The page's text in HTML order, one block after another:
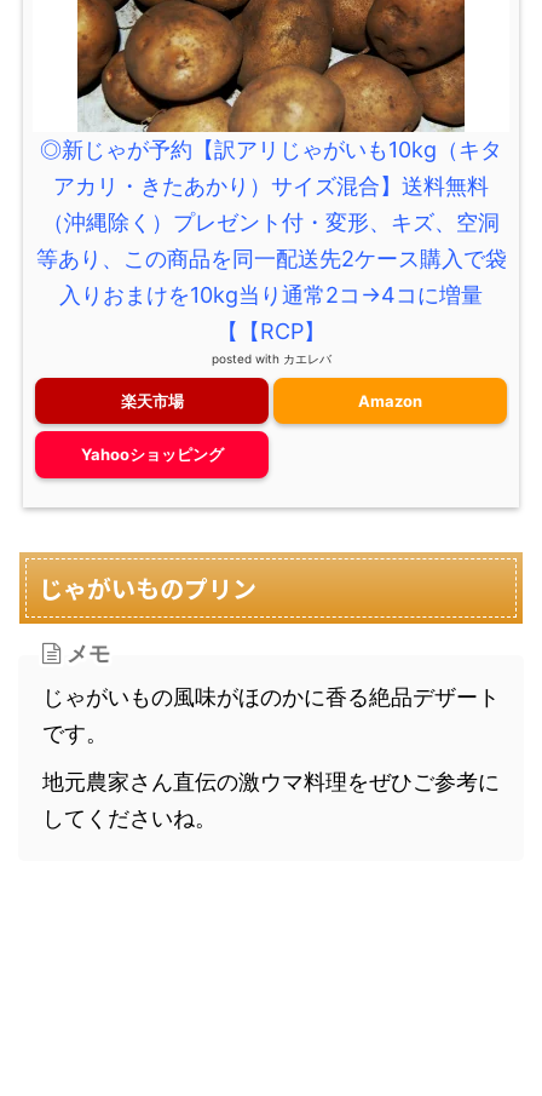
◎新じゃが予約【訳アリじゃがいも10kg（キタ
アカリ・きたあかり）サイズ混合】送料無料
（沖縄除く）プレゼント付・変形、キズ、空洞
等あり、この商品を同一配送先2ケース購入で袋
入りおまけを10kg当り通常2コ→4コに増量
【【RCP】
posted with カエレバ
楽天市場 Amazon
Yahooショッピング
じゃがいものプリン
メモ
じゃがいもの風味がほのかに香る絶品デザート
です。
地元農家さん直伝の激ウマ料理をぜひご参考に
してくださいね。